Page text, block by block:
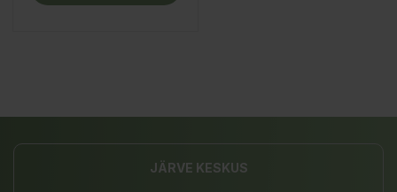
JÄRVE KESKUS